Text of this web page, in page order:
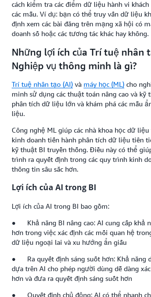
cách kiểm tra các điểm dữ liệu hành vi
các mẫu. Ví dụ: bạn có thể truy vấn dữ liệu
định xem các bài đăng trên mạng xã hội có
doanh số hoặc các tương tác khác hay không.
Những lợi ích của Trí tuệ nhân
Nghiệp vụ thông minh là gì?
Trí tuệ nhân tạo (AI) và máy học (ML) cho
minh sử dụng các thuật toán nâng cao và kỹ
phân tích dữ liệu lớn và khám phá các mẫu
liệu.
Công nghệ ML giúp các nhà khoa học dữ
kinh doanh tiến hành phân tích dữ liệu tiên
kỹ thuật BI truyền thống. Điều này có thể
trình ra quyết định trong các quy trình kinh
thông tin sâu sắc hơn.
Lợi ích của AI trong BI
Lợi ích của AI trong BI bao gồm:
● Khả năng BI nâng cao: AI cung cấp khả
hơn trong việc xác định các mối quan hệ
dữ liệu ngoại lai và xu hướng ẩn giấu
● Ra quyết định sáng suốt hơn: Khả năng
dựa trên AI cho phép người dùng dễ dàng
hơn và đưa ra quyết định sáng suốt hơn
● Quyết định chủ động: AI có thể nhanh